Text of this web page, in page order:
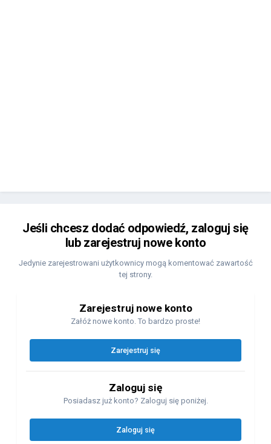
Jeśli chcesz dodać odpowiedź, zaloguj się
lub zarejestruj nowe konto
Jedynie zarejestrowani użytkownicy mogą komentować zawartość
tej strony.
Zarejestruj nowe konto
Załóż nowe konto. To bardzo proste!
Zarejestruj się
Zaloguj się
Posiadasz już konto? Zaloguj się poniżej.
Zaloguj się